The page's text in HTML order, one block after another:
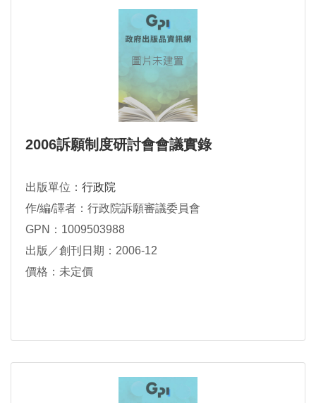
2006訴願制度研討會會議實錄
出版單位： 行政院
作/編/譯者：行政院訴願審議委員會
GPN：1009503988
出版／創刊日期：2006-12
價格：未定價